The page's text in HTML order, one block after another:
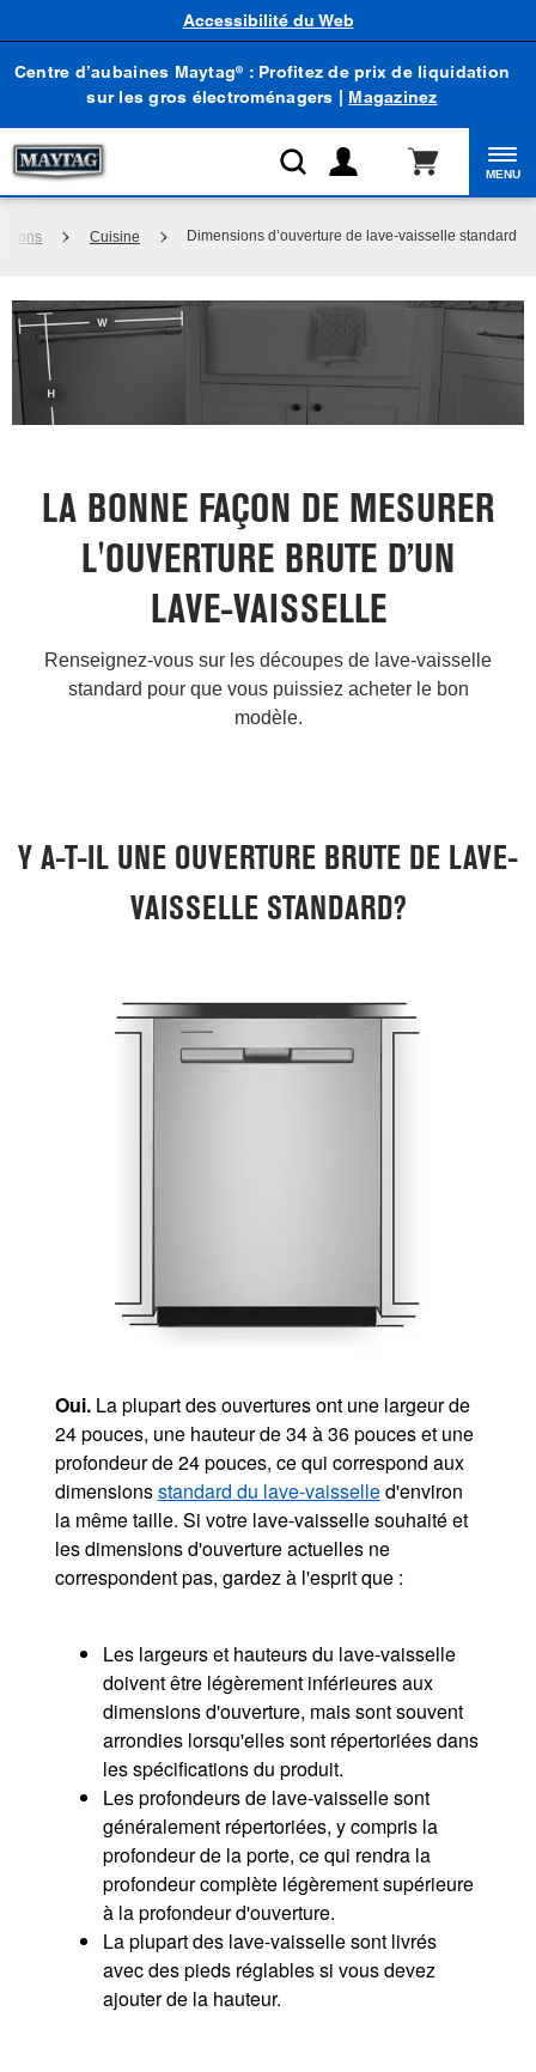
Centre d’aubaines Maytag® : Profitez de prix de liquidation
sur les gros électroménagers | Magazinez
Accessibilité du Web
MENU
Cuisine Dimensions d’ouverture de lave-vaisselle standard
LA BONNE FAÇON DE MESURER
L'OUVERTURE BRUTE D’UN
LAVE-VAISSELLE
Renseignez-vous sur les découpes de lave-vaisselle
standard pour que vous puissiez acheter le bon
modèle.
Y A-T-IL UNE OUVERTURE BRUTE DE LAVE-
VAISSELLE STANDARD?
Oui.La plupart des ouvertures ont une largeur de
24 pouces, une hauteur de 34 à 36 pouces et une
profondeur de 24 pouces, ce qui correspond aux
dimensionsstandard du lave-vaisselled'environ
la même taille. Si votre lave-vaisselle souhaité et
les dimensions d'ouverture actuelles ne
correspondent pas, gardez à l'esprit que :
Les largeurs et hauteurs du lave-vaisselle
doivent être légèrement inférieures aux
dimensions d'ouverture, mais sont souvent
arrondies lorsqu'elles sont répertoriées dans
les spécifications du produit.
Les profondeurs de lave-vaisselle sont
généralement répertoriées, y compris la
profondeur de la porte, ce qui rendra la
profondeur complète légèrement supérieure
à la profondeur d'ouverture.
La plupart des lave-vaisselle sont livrés
avec des pieds réglables si vous devez
ajouter de la hauteur.